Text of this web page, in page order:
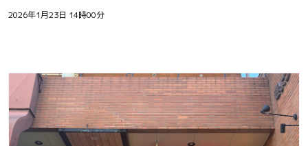
2026年1月23日 14時00分